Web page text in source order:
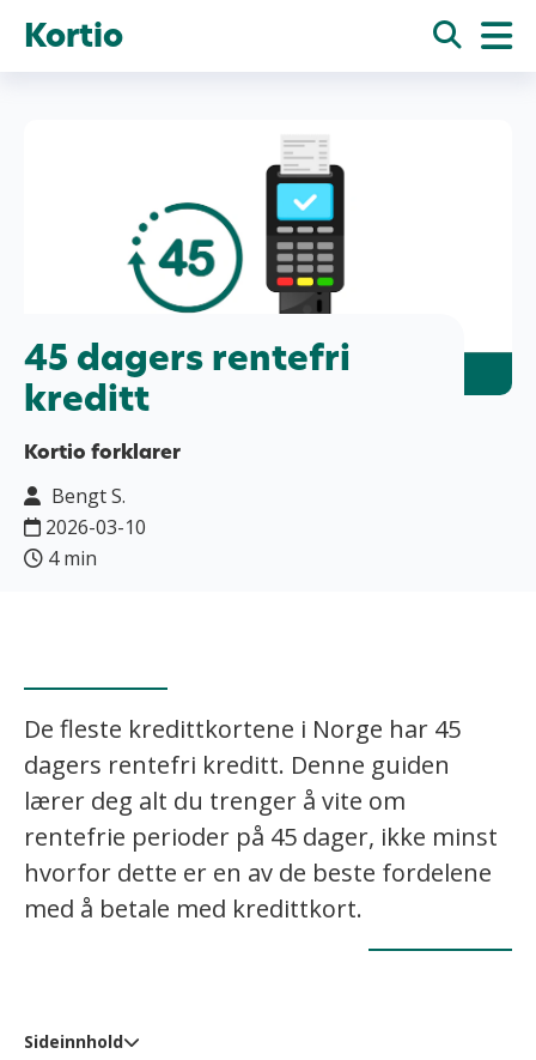
Kortio
45 dagers rentefri
kreditt
Kortio forklarer
Bengt S.
2026-03-10
4 min
De fleste kredittkortene i Norge har 45
dagers rentefri kreditt. Denne guiden
lærer deg alt du trenger å vite om
rentefrie perioder på 45 dager, ikke minst
hvorfor dette er en av de beste fordelene
med å betale med kredittkort.
Sideinnhold